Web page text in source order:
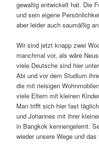
gewaltig entwickelt hat. Die
und sein eigene
aber leider auch saumäßig
Wir sind jetzt knapp zwei
manchmal vor, als wäre
viele Deutsche sind hier
Abi und vor dem Studium
die mit rieisigen
viele Eltern mit kleinen
Man trifft sich hier fast
und Johannes mit ihrer
in Bangkok kennengelernt.
wieder unsere Wege und